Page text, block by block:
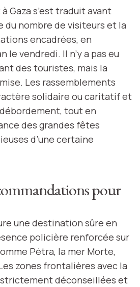
Gaza s’est traduit avant
du nombre de visiteurs et la
encadrées, en
le vendredi. Il n’y a pas eu
des touristes, mais la
Les rassemblements
solidaire ou caritatif et
tout en
des grandes fêtes
d’une certaine
pour
une destination sûre en
policière renforcée sur
Pétra, la mer Morte,
zones frontalières avec la
strictement déconseillées et